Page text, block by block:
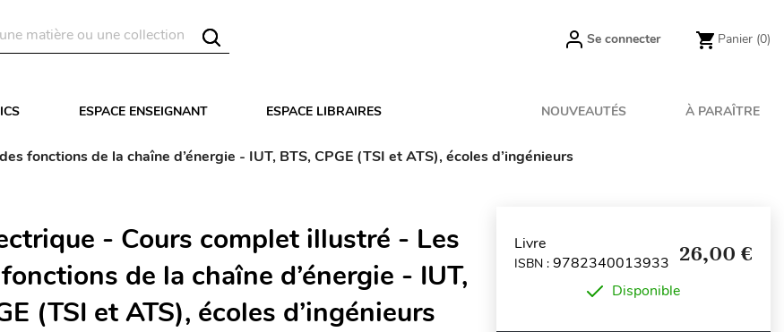
Se connecter Panier (0)
ESPACE ENSEIGNANT ESPACE LIBRAIRES NOUVEAUTÉS À PARAÎTRE
fonctions de la chaîne d’énergie - IUT, BTS, CPGE (TSI et ATS), écoles d’ingénieurs
- Cours complet illustré - Les
de la chaîne d’énergie - IUT,
(TSI et ATS), écoles d’ingénieurs
Livre
ISBN : 9782340013933 26,00 €
Disponible